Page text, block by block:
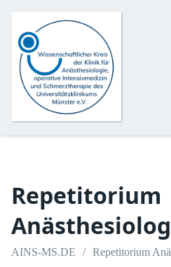
Repetitorium
AINS-MS.DE Repetitorium